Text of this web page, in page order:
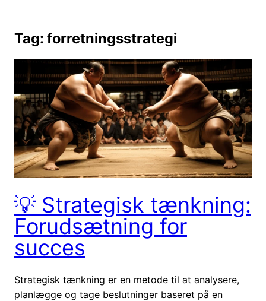
content
Tag: forretningsstrategi
💡 Strategisk tænkning:
Forudsætning for
succes
Strategisk tænkning er en metode til at analysere,
planlægge og tage beslutninger baseret på en